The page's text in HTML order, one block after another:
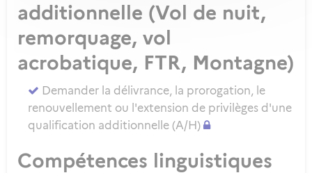
additionnelle (Vol de nuit,
remorquage, vol
acrobatique, FTR, Montagne)
Demander la délivrance, la prorogation, le
renouvellement ou l'extension de privilèges d'une
qualification additionnelle (A/H)
Compétences linguistiques